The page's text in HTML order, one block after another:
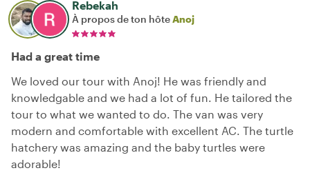
Rebekah
À propos de ton hôteAnoj
Had a great time
We loved our tour with Anoj! He was friendly and
knowledgable and we had a lot of fun. He tailored the
tour to what we wanted to do. The van was very
modern and comfortable with excellent AC. The turtle
hatchery was amazing and the baby turtles were
adorable!